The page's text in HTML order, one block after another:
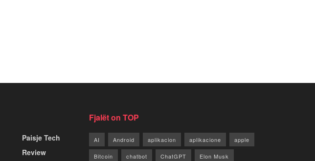
Paisje Tech
Review
Fjalët on TOP
AI Android aplikacion aplikacione apple
Bitcoin chatbot ChatGPT Elon Musk